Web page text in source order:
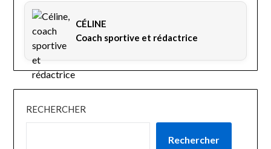
CÉLINE
Coach sportive et rédactrice
RECHERCHER
Rechercher